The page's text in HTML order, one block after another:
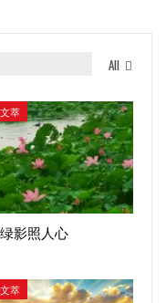
All
萃
影照人心
萃